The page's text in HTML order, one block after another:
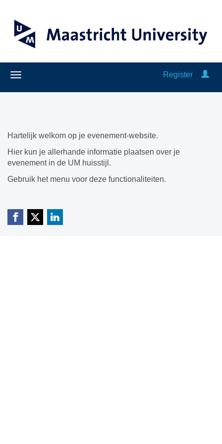
Register
Hartelijk welkom op je evenement-website.
Hier kun je allerhande informatie plaatsen over je
evenement in de UM huisstijl.
Gebruik het menu voor deze functionaliteiten.